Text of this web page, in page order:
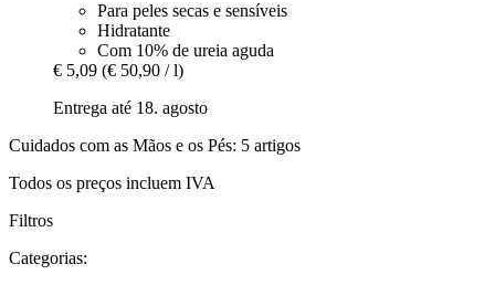
Para peles secas e sensíveis
Hidratante
Com 10% de ureia aguda
€ 5,09 (€ 50,90 / l)
Entrega até 18. agosto
Cuidados com as Mãos e os Pés: 5 artigos
Todos os preços incluem IVA
Filtros
Categorias: